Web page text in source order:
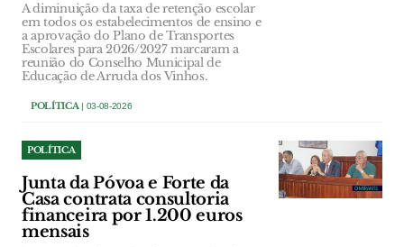
A diminuição da taxa de retenção escolar
em todos os estabelecimentos de ensino e
a aprovação do Plano de Transportes
Escolares para 2026/2027 marcaram a
reunião do Conselho Municipal de
Educação de Arruda dos Vinhos.
POLÍTICA | 03-08-2026
POLÍTICA
Junta da Póvoa e Forte da
Casa contrata consultoria
financeira por 1.200 euros
mensais